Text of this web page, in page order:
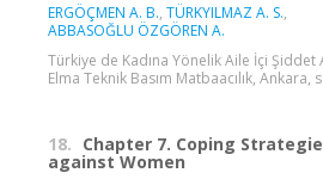
ERGÖÇMEN A. B., TÜRKYILMAZ A. S.,
ABBASOĞLU ÖZGÖREN A.
Türkiye de Kadına Yönelik Aile İçi Şiddet
Elma Teknik Basım Matbaacılık, Ankara,
18. Chapter 7. Coping
against Women